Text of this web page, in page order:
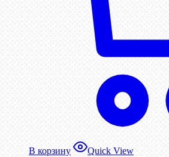
В корзину Quick View